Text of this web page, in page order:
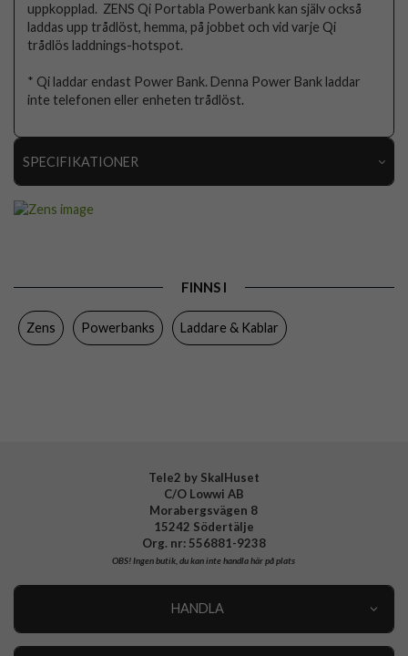
uppkopplad. ZENS Qi Portabla Powerbank kan själv också
laddas upp trådlöst, hemma, på jobbet och vid varje Qi
trådlös laddnings-hotspot.
* Qi laddar endast Power Bank. Denna Power Bank laddar
inte telefonen eller enheten trådlöst.
SPECIFIKATIONER
Material
FINNS I
Zens Powerbanks Laddare & Kablar
Tele2 by SkalHuset
C/O Lowwi AB
Morabergsvägen 8
15242 Södertälje
Org. nr: 556881-9238
OBS!Ingen butik, du kan inte handla här på plats
HANDLA